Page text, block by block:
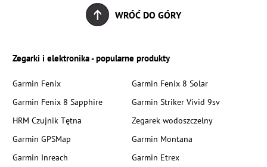
WRÓĆ DO GÓRY
Zegarki i elektronika - popularne produkty
Garmin Fenix
Garmin Fenix 8 Solar
Garmin Fenix 8 Sapphire
Garmin Striker Vivid 9sv
HRM Czujnik Tętna
Zegarek wodoszczelny
Garmin GPSMap
Garmin Montana
Garmin Inreach
Garmin Etrex